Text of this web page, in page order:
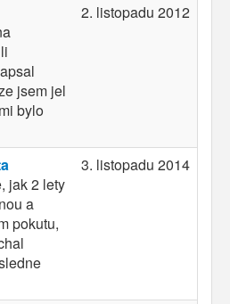
jsem jel
bylo
2. listopadu 2012
jak 2 lety
a
pokutu,
3. listopadu 2014